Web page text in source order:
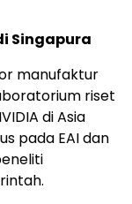
Singapura
manufaktur
riset
di Asia
pada EAI dan